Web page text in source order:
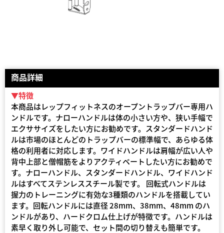
商品詳細
▼特徴
本商品はレップフィットネスのオープントラップバー専用ハ
ンドルです。ナローハンドルは体の小さい方や、狭い手幅で
エクササイズをしたい方にお勧めです。スタンダードハンド
ルは市場のほとんどのトラップバーの標準幅で、あらゆる体
格の利用者に対応します。ワイドハンドルは肩幅が広い人や
背中上部と僧帽筋をよりアクティベートしたい方にお勧めで
す。ナローハンドル、スタンダードハンドル、ワイドハンド
ルはすべてステンレススチール製です。 回転式ハンドルは
握力のトレーニングに有効な3種類のハンドルを搭載してい
ます。回転ハンドルには直径 28mm、38mm、48mm のハ
ンドルがあり、ハードクロム仕上げが特徴です。ハンドルは
素早く取り外し可能で、セット間の切り替えも簡単です。